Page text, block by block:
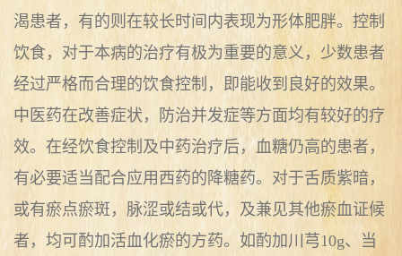
渴患者，有的则在较长时间内表现为形体肥胖。控制
饮食，对于本病的治疗有极为重要的意义，少数患者
经过严格而合理的饮食控制，即能收到良好的效果。
中医药在改善症状，防治并发症等方面均有较好的疗
效。在经饮食控制及中药治疗后，血糖仍高的患者，
有必要适当配合应用西药的降糖药。对于舌质紫暗，
或有瘀点瘀斑，脉涩或结或代，及兼见其他瘀血证候
者，均可酌加活血化瘀的方药。如酌加川芎10g、当